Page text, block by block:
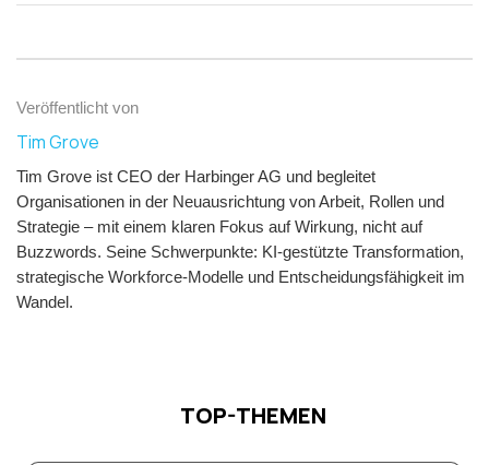
Veröffentlicht von
Tim Grove
Tim Grove ist CEO der Harbinger AG und begleitet
Organisationen in der Neuausrichtung von Arbeit, Rollen und
Strategie – mit einem klaren Fokus auf Wirkung, nicht auf
Buzzwords. Seine Schwerpunkte: KI-gestützte Transformation,
strategische Workforce-Modelle und Entscheidungsfähigkeit im
Wandel.
TOP-THEMEN